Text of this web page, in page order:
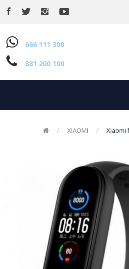
666 111 300
881 200 100
XIAOMI Xiaomi